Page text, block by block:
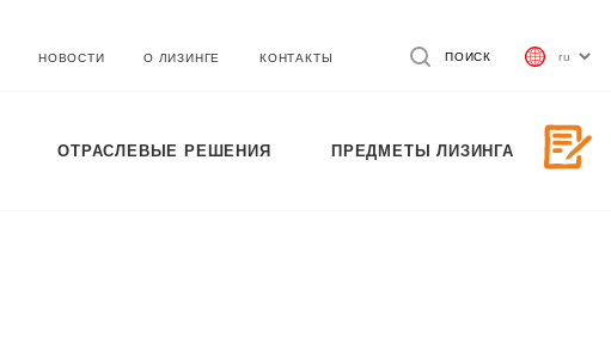
ПОИСК
НОВОСТИ О ЛИЗИНГЕ КОНТАКТЫ
ОТРАСЛЕВЫЕ РЕШЕНИЯ ПРЕДМЕТЫ ЛИЗИНГА